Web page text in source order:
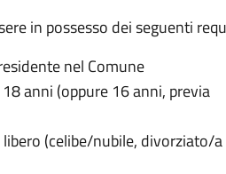
in possesso dei seguenti
nel Comune
anni (oppure 16 anni, previa
(celibe/nubile, divorziato/a